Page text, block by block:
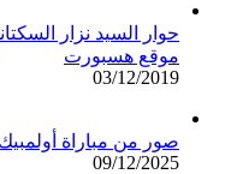
حوار السيد نزار
موقع هسبورت
03/12/2019
صور من مباراة
09/12/2025